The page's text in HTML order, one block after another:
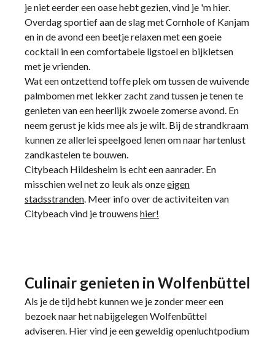
je niet eerder een oase hebt gezien, vind je 'm hier.
Overdag sportief aan de slag met Cornhole of Kanjam
en in de avond een beetje relaxen met een goeie
cocktail in een comfortabele ligstoel en bijkletsen
met je vrienden.
Wat een ontzettend toffe plek om tussen de wuivende
palmbomen met lekker zacht zand tussen je tenen te
genieten van een heerlijk zwoele zomerse avond. En
neem gerust je kids mee als je wilt. Bij de strandkraam
kunnen ze allerlei speelgoed lenen om naar hartenlust
zandkastelen te bouwen.
Citybeach Hildesheim is echt een aanrader. En
misschien wel net zo leuk als onzeeigen
stadsstranden . Meer info over de activiteiten van
Citybeach vind je trouwens hier!
Culinair genieten in Wolfenbüttel
Als je de tijd hebt kunnen we je zonder meer een
bezoek naar het nabijgelegen Wolfenbüttel
adviseren. Hier vind je een geweldig openluchtpodium